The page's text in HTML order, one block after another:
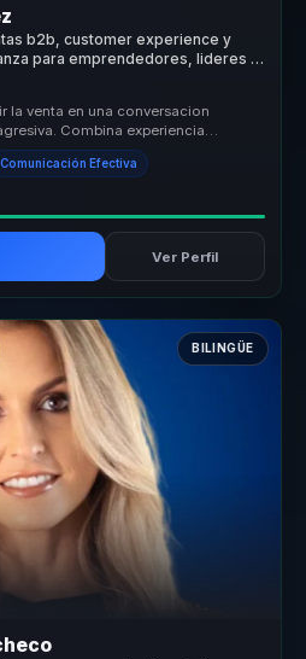
b2b, customer experience y
para emprendedores, lideres y
la venta en una conversacion
Combina experiencia
Comunicación Efectiva
Ver Perfil
BILINGÜE